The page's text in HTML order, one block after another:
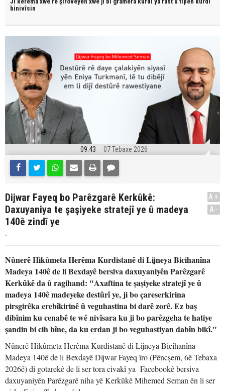
binivîsin
09:43 07 Tebaxe 2026
Dijwar Fayeq bo Parêzgarê Kerkûkê:
Daxuyaniya te şaşiyeke stratejî ye û madeya
140ê zindî ye
.
A+
A-
Nûnerê Hikûmeta Herêma Kurdistanê di Lijneya Bicihanîna
Madeya 140ê de li Bexdayê bersiva daxuyaniyên Parêzgarê
Kerkûkê da û ragihand: "Axaftina te şaşiyeke stratejî ye û
madeya 140ê madeyeke destûrî ye, ji bo çareserkirina
pirsgirêka erebîkirinê û veguhastina bi darê zorê. Ez baş
dibînim ku cenabê te wê nivîsara ku ji bo parêzgeha te hatiye
şandin bi cih bîne, da ku erdan ji bo veguhastiyan dabîn bikî."
Nûnerê Hikûmeta Herêma Kurdistanê di Lijneya Bicihanîna
Madeya 140ê de li Bexdayê Dijwar Fayeq îro (Pêncşem, 6ê Tebaxa
2026ê) di gotarekê de li ser tora civakî ya Facebookê bersiva
daxuyaniyên Parêzgarê niha yê Kerkûkê Mihemed Seman ên li ser